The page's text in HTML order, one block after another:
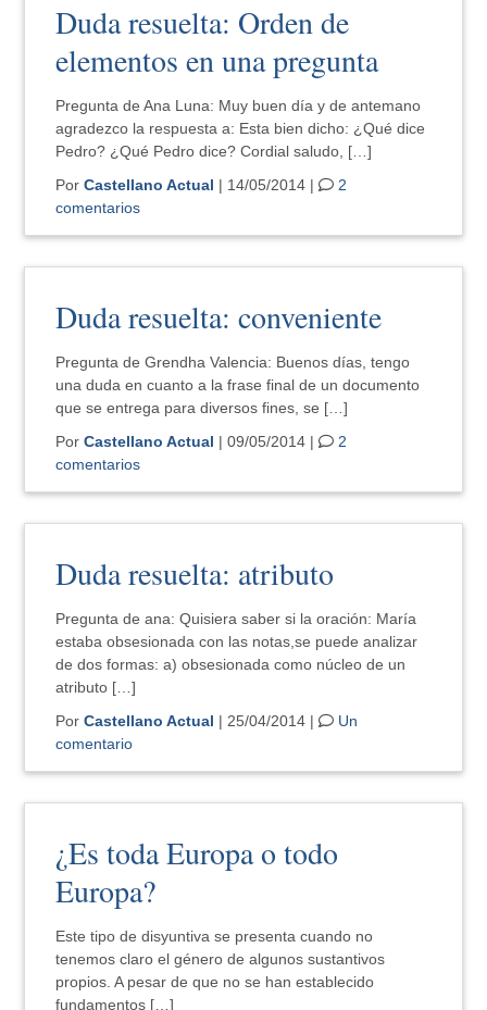
Duda resuelta: Orden de
elementos en una pregunta
Pregunta de Ana Luna: Muy buen día y de antemano
agradezco la respuesta a: Esta bien dicho: ¿Qué dice
Pedro? ¿Qué Pedro dice? Cordial saludo, […]
PorCastellano Actual | 14/05/2014 |
2
comentarios
Duda resuelta: conveniente
Pregunta de Grendha Valencia: Buenos días, tengo
una duda en cuanto a la frase final de un documento
que se entrega para diversos fines, se […]
PorCastellano Actual | 09/05/2014 |
2
comentarios
Duda resuelta: atributo
Pregunta de ana: Quisiera saber si la oración: María
estaba obsesionada con las notas,se puede analizar
de dos formas: a) obsesionada como núcleo de un
atributo […]
PorCastellano Actual | 25/04/2014 |
Un
comentario
¿Es toda Europa o todo
Europa?
Este tipo de disyuntiva se presenta cuando no
tenemos claro el género de algunos sustantivos
propios. A pesar de que no se han establecido
fundamentos […]